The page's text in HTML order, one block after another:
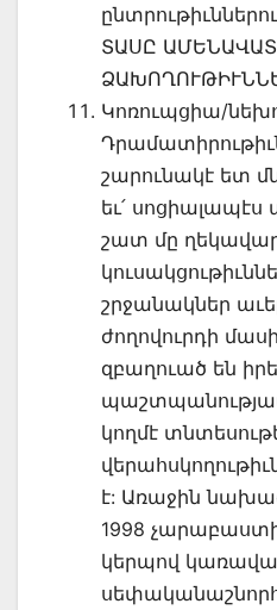
ՏԱՍԸ ԱՄԵՆԱՎԱՏ
Կոռուպցիա/
շարունակէ ետ
եւ՛
շատ մը
շրջանակներ
ժողովուրդի
զբաղուած են
կողմէ
է: Առաջին
1998
կերպով